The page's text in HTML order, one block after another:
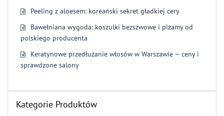
Peeling z aloesem: koreański sekret gładkiej cery
Bawełniana wygoda: koszulki bezszwowe i piżamy od
polskiego producenta
Keratynowe przedłużanie włosów w Warszawie — ceny i
sprawdzone salony
Kategorie Produktów